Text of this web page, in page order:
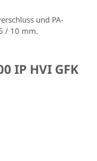
und PA-
/ 10 mm.
IP HVI GFK